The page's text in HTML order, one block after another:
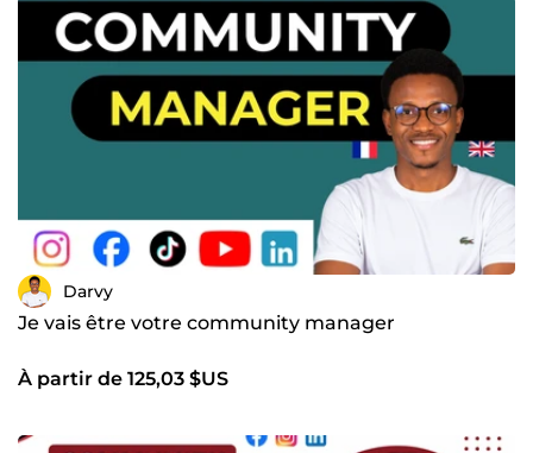
Darvy
Je vais être votre community manager
À partir de 125,03 $US